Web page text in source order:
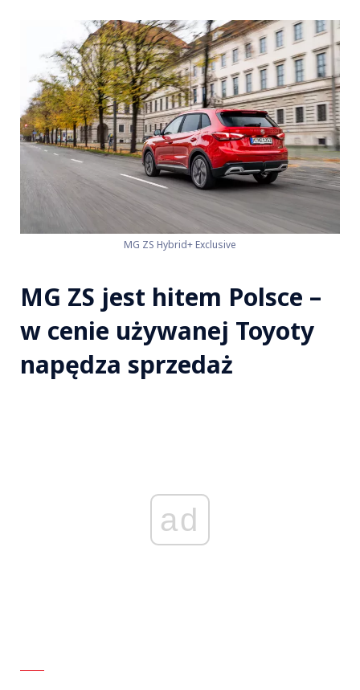
MG ZS Hybrid+ Exclusive
MG ZS jest hitem Polsce –
w cenie używanej Toyoty
napędza sprzedaż
ad